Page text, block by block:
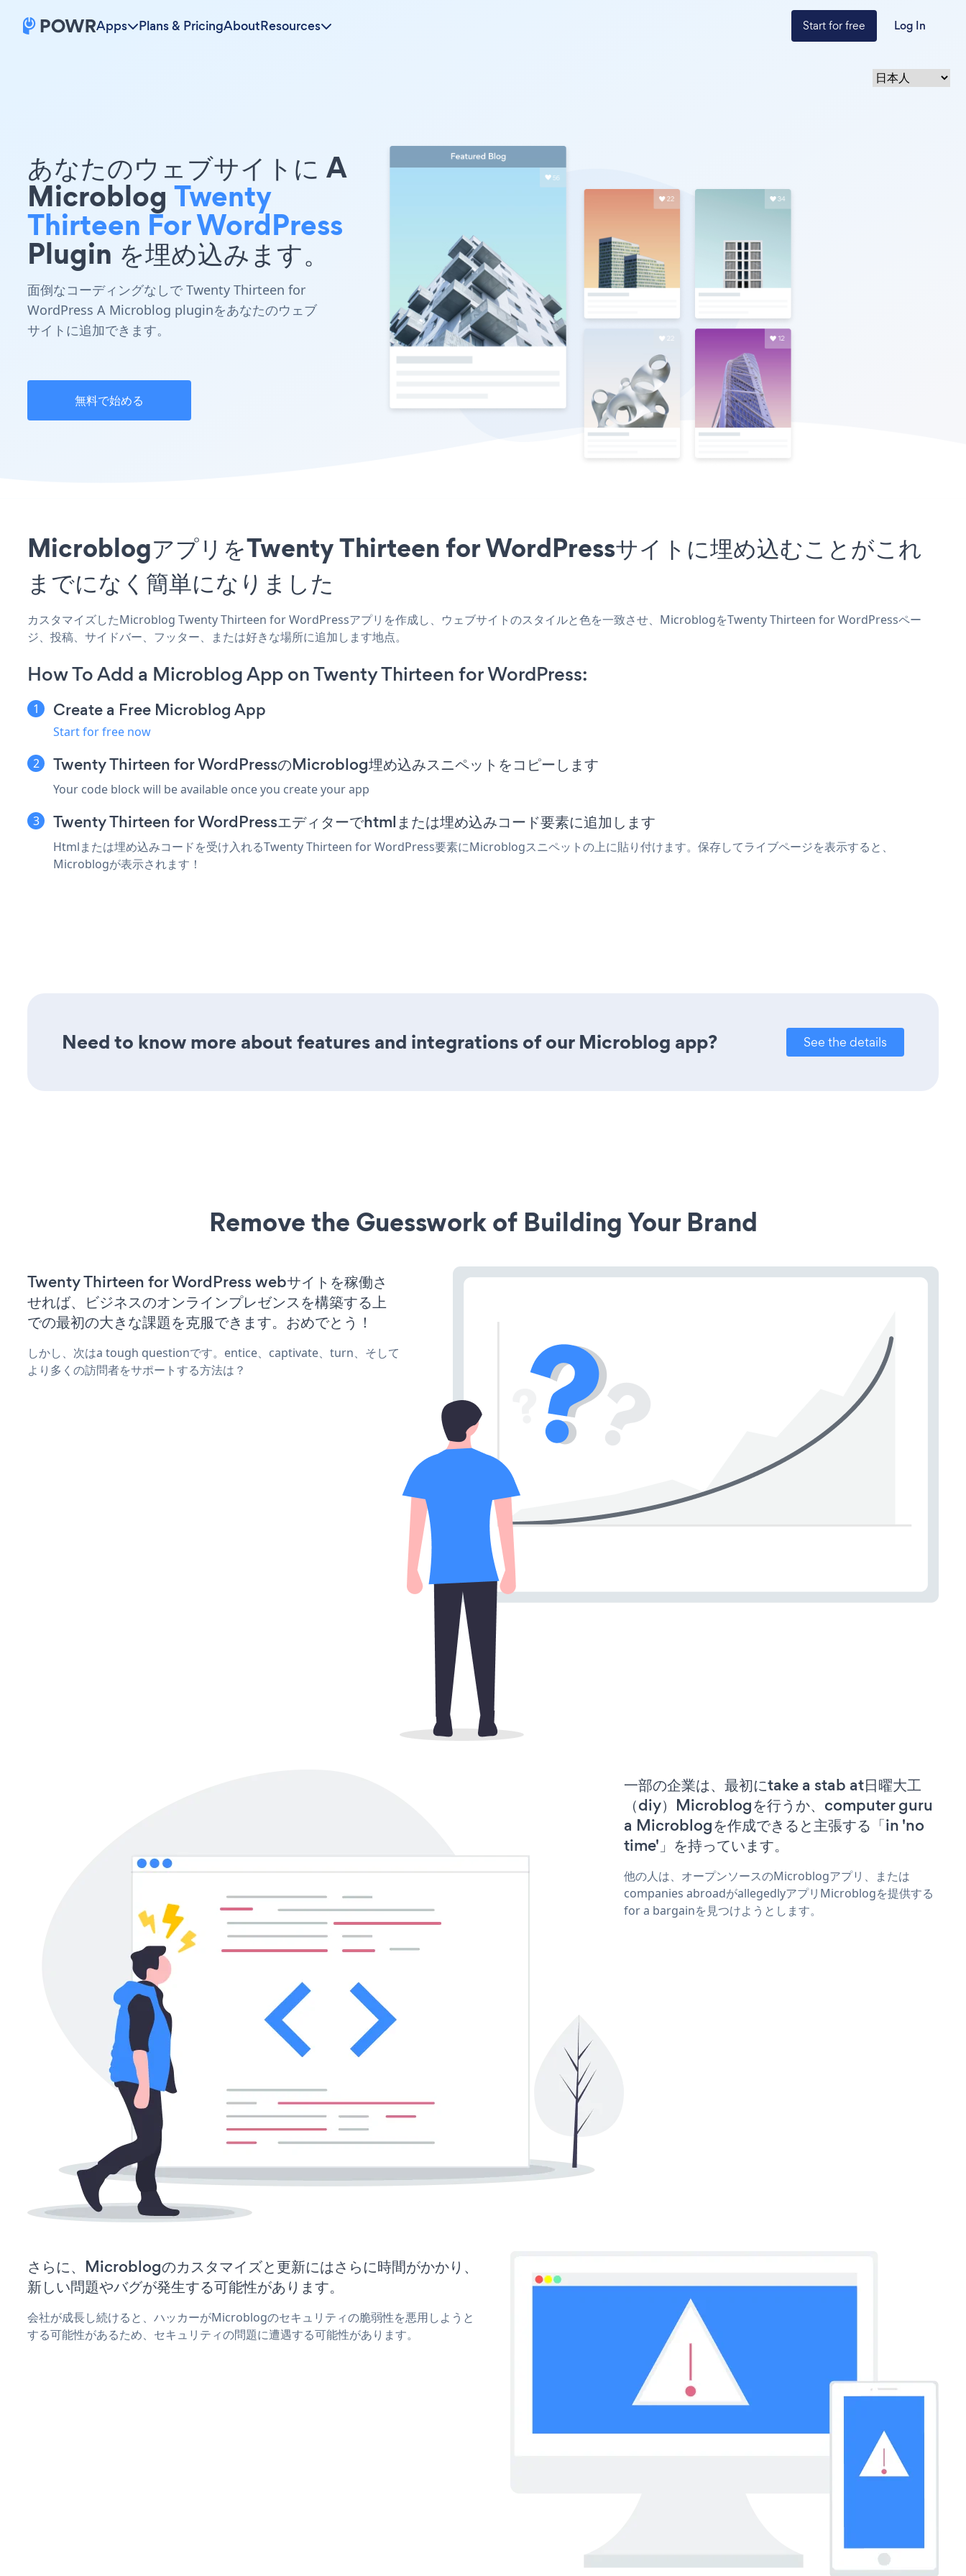
Apps Plans & PricingAboutResources Start for free Log In
あなたのウェブサイトに A
Microblog Twenty
Thirteen For WordPress
Plugin を埋め込みます。
面倒なコーディングなしで Twenty Thirteen for
WordPress A Microblog pluginをあなたのウェブ
サイトに追加できます。
無料で始める
MicroblogアプリをTwenty Thirteen for WordPressサイトに埋め込むことがこれ
までになく簡単になりました
カスタマイズしたMicroblog Twenty Thirteen for WordPressアプリを作成し、ウェブサイトのスタイルと色を一致させ、MicroblogをTwenty Thirteen for WordPressペー
ジ、投稿、サイドバー、フッター、または好きな場所に追加します地点。
How To Add a Microblog App on Twenty Thirteen for WordPress:
Create a Free Microblog App
Start for free now
Twenty Thirteen for WordPressのMicroblog埋め込みスニペットをコピーします
Your code block will be available once you create your app
Twenty Thirteen for WordPressエディターでhtmlまたは埋め込みコード要素に追加します
Htmlまたは埋め込みコードを受け入れるTwenty Thirteen for WordPress要素にMicroblogスニペットの上に貼り付けます。保存してライブページを表示すると、
Microblogが表示されます！
Need to know more about features and integrations of our Microblog app? See the details
Remove the Guesswork of Building Your Brand
Twenty Thirteen for WordPress webサイトを稼働さ
せれば、ビジネスのオンラインプレゼンスを構築する上
での最初の大きな課題を克服できます。おめでとう！
しかし、次はa tough questionです。entice、captivate、turn、そして
より多くの訪問者をサポートする方法は？
一部の企業は、最初にtake a stab at日曜大工
（diy）Microblogを行うか、computer guru
a Microblogを作成できると主張する「in 'no
time'」を持っています。
他の人は、オープンソースのMicroblogアプリ、または
companies abroadがallegedlyアプリMicroblogを提供する
for a bargainを見つけようとします。
さらに、Microblogのカスタマイズと更新にはさらに時間がかかり、
新しい問題やバグが発生する可能性があります。
会社が成長し続けると、ハッカーがMicroblogのセキュリティの脆弱性を悪用しようと
する可能性があるため、セキュリティの問題に遭遇する可能性があります。